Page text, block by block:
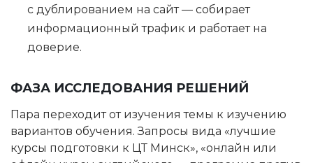
с дублированием на сайт — собирает
информационный трафик и работает на
доверие.
ФАЗА ИССЛЕДОВАНИЯ РЕШЕНИЙ
Пара переходит от изучения темы к изучению
вариантов обучения. Запросы вида «лучшие
курсы подготовки к ЦТ Минск», «онлайн или